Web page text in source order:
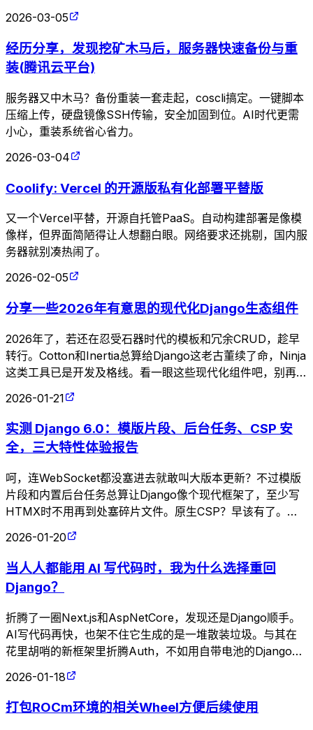
雅了。升级吧，不然怎么享受这些新玩具？
2026-03-05
经历分享，发现挖矿木马后，服务器快速备份与重
装(腾讯云平台)
服务器又中木马？备份重装一套走起，coscli搞定。一键脚本
压缩上传，硬盘镜像SSH传输，安全加固到位。AI时代更需
小心，重装系统省心省力。
2026-03-04
Coolify: Vercel 的开源版私有化部署平替版
又一个Vercel平替，开源自托管PaaS。自动构建部署是像模
像样，但界面简陋得让人想翻白眼。网络要求还挑剔，国内服
务器就别凑热闹了。
2026-02-05
分享一些2026年有意思的现代化Django生态组件
2026年了，若还在忍受石器时代的模板和冗余CRUD，趁早
转行。Cotton和Inertia总算给Django这老古董续了命，Ninja
这类工具已是开发及格线。看一眼这些现代化组件吧，别再用
2026-01-21
实测 Django 6.0：模版片段、后台任务、CSP 安
全，三大特性体验报告
呵，连WebSocket都没塞进去就敢叫大版本更新？不过模版
片段和内置后台任务总算让Django像个现代框架了，至少写
HTMX时不用再到处塞碎片文件。原生CSP？早该有了。至
于抛弃Python 3.11——跟不上时代的版本留着也是累赘。
2026-01-20
当人人都能用 AI 写代码时，我为什么选择重回
Django？
折腾了一圈Next.js和AspNetCore，发现还是Django顺手。
AI写代码再快，也架不住它生成的是一堆散装垃圾。与其在
花里胡哨的新框架里折腾Auth，不如用自带电池的Django把
2026-01-18
打包ROCm环境的相关Wheel方便后续使用